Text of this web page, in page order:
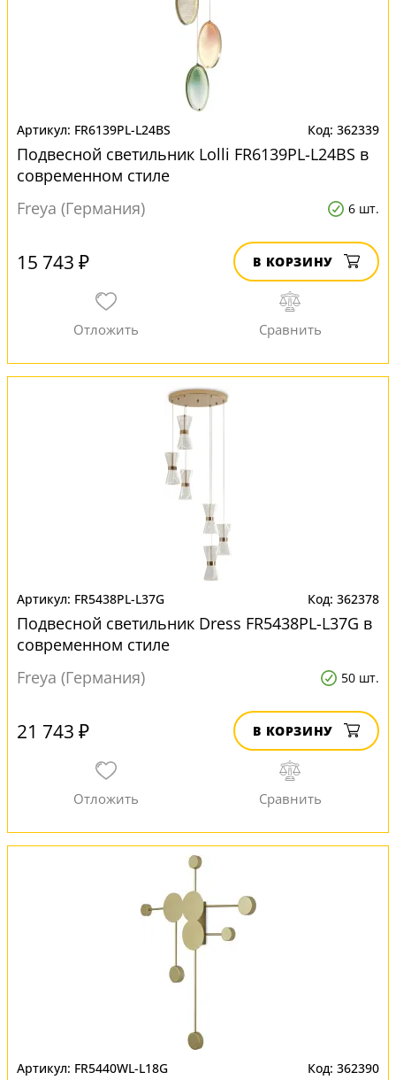
FR6139PL-L24BS 362339
Подвесной светильник Lolli FR6139PL-L24BS в
современном стиле
Freya (Германия)
6 шт.
15 743 ₽ В КОРЗИНУ
FR5438PL-L37G 362378
Подвесной светильник Dress FR5438PL-L37G в
современном стиле
Freya (Германия)
50 шт.
21 743 ₽ В КОРЗИНУ
FR5440WL-L18G 362390